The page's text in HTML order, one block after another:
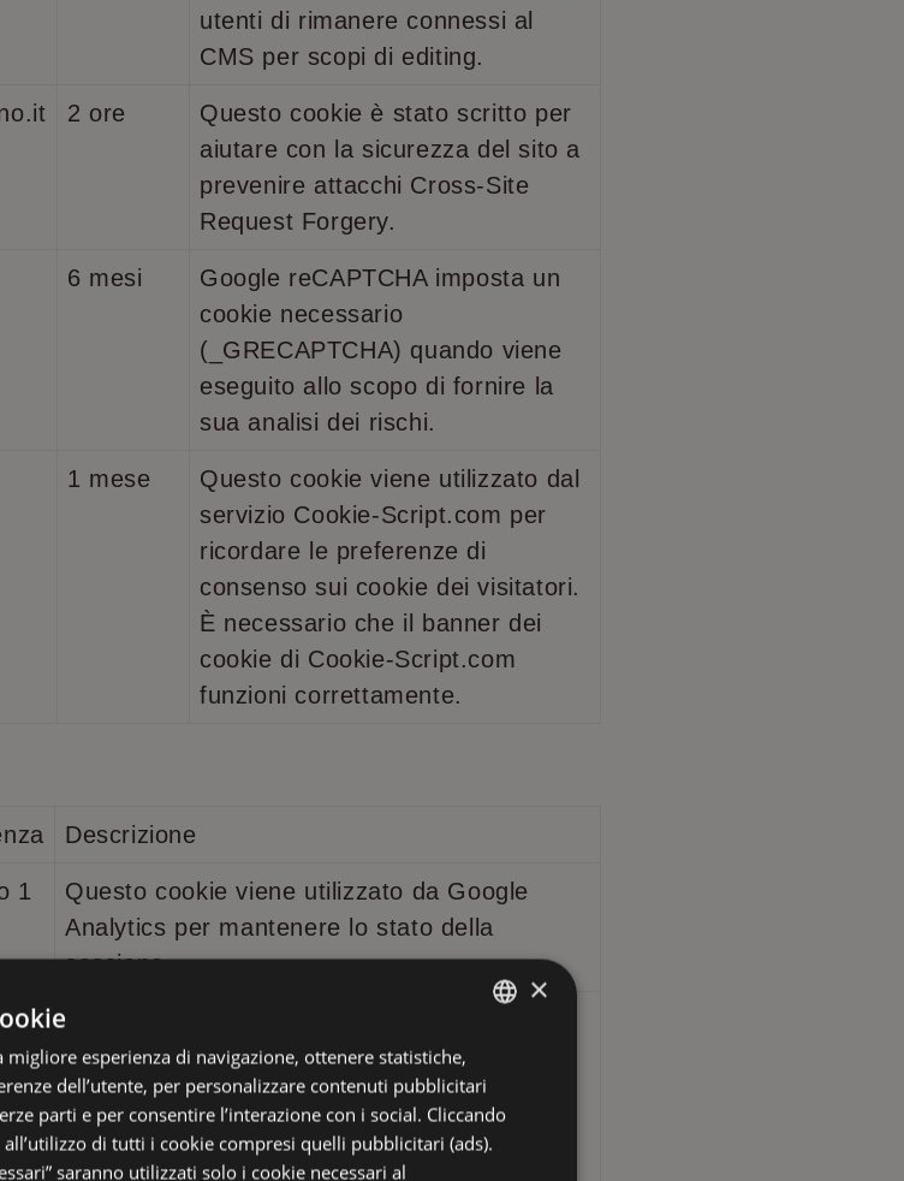
utenti di rimanere connessi al
CMS per scopi di editing.
2 ore
Questo cookie è stato scritto per
aiutare con la sicurezza del sito a
prevenire attacchi Cross-Site
Request Forgery.
6 mesi
Google reCAPTCHA imposta un
cookie necessario
(_GRECAPTCHA) quando viene
eseguito allo scopo di fornire la
sua analisi dei rischi.
1 mese
Questo cookie viene utilizzato dal
servizio Cookie-Script.com per
ricordare le preferenze di
consenso sui cookie dei visitatori.
È necessario che il banner dei
cookie di Cookie-Script.com
funzioni correttamente.
Descrizione
1
Questo cookie viene utilizzato da Google
Analytics per mantenere lo stato della
sessione.
1
Universal Analytics, che è un aggiornamento
significativo del servizio di analisi più
comunemente utilizzato da Google. Questo
cookie viene utilizzato per distinguere utenti
ENGLISH
FRENCH
×
esperienza di navigazione, ottenere statistiche,
dell’utente, per personalizzare contenuti pubblicitari
parti e per consentire l’interazione con i social. Cliccando
all’utilizzo di tutti i cookie compresi quelli pubblicitari (ads).
saranno utilizzati solo i cookie necessari al